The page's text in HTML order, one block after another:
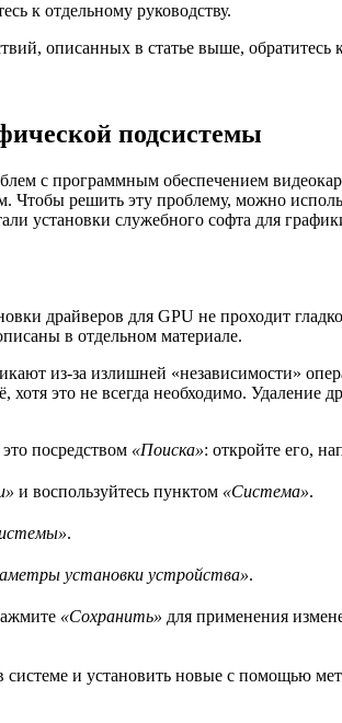
к отдельному руководству.
описанных в статье выше,
подсистемы
с программным обеспечением
Чтобы решить эту проблему, можно
установки служебного софта для
драйверов для GPU не проходит
в отдельном материале.
из-за излишней «независимости»
хотя это не всегда необходимо.
посредством «Поиска»: откройте его,
и воспользуйтесь пунктом «Система».
.
установки устройства».
«Сохранить» для применения
и установить новые с помощью